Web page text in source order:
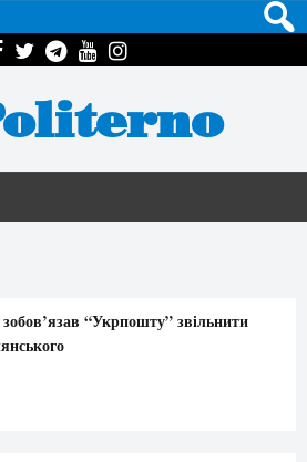
“Укрпошту” звільнити